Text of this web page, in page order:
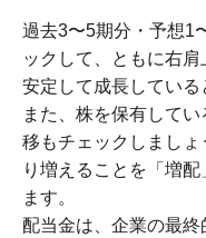
過去3〜5期分・予想1
ックして、ともに右肩
安定して成長している
また、株を保有して
移もチェックしまし
り増えることを「増
ます。
配当金は、企業の最